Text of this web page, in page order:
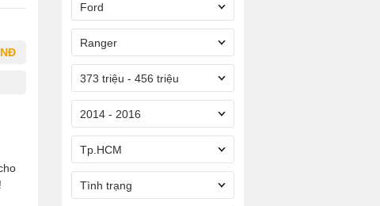
Ford
Ranger
373 triệu - 456 triệu
2014 - 2016
Tp.HCM
Tình trạng